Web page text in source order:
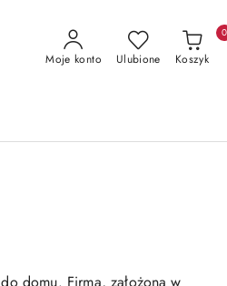
Moje konto Ulubione Koszyk
0